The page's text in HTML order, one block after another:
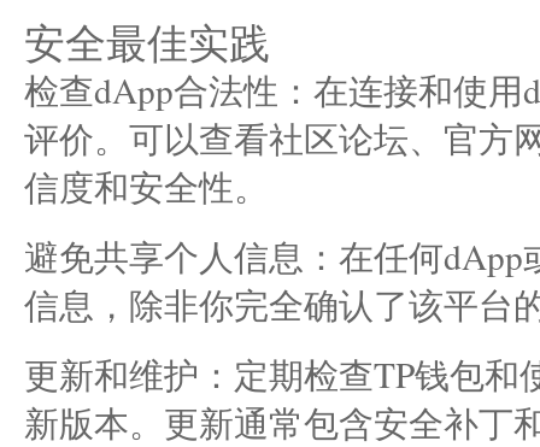
安全最佳实践
检查dApp合法性：在连接和使
评价。可以查看社区论坛、官方
信度和安全性。
避免共享个人信息：在任何
信息，除非你完全确认了该平台
更新和维护：定期检查TP钱包和
新版本。更新通常包含安全补丁